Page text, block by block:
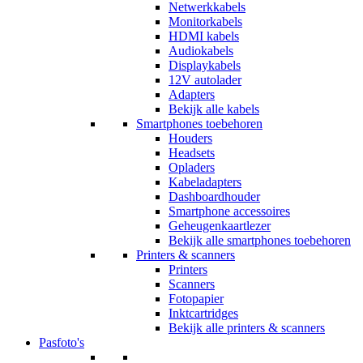
Netwerkkabels
Monitorkabels
HDMI kabels
Audiokabels
Displaykabels
12V autolader
Adapters
Bekijk alle kabels
Smartphones toebehoren
Houders
Headsets
Opladers
Kabeladapters
Dashboardhouder
Smartphone accessoires
Geheugenkaartlezer
Bekijk alle smartphones toebehoren
Printers & scanners
Printers
Scanners
Fotopapier
Inktcartridges
Bekijk alle printers & scanners
Pasfoto's